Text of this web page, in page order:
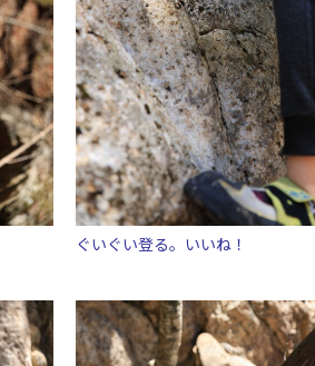
ぐいぐい登る。いいね！